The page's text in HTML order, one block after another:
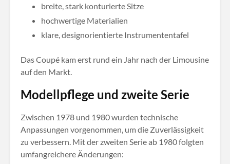
breite, stark konturierte Sitze
hochwertige Materialien
klare, designorientierte Instrumententafel
Das Coupé kam erst rund ein Jahr nach der Limousine
auf den Markt.
Modellpflege und zweite Serie
Zwischen 1978 und 1980 wurden technische
Anpassungen vorgenommen, um die Zuverlässigkeit
zu verbessern. Mit der zweiten Serie ab 1980 folgten
umfangreichere Änderungen: